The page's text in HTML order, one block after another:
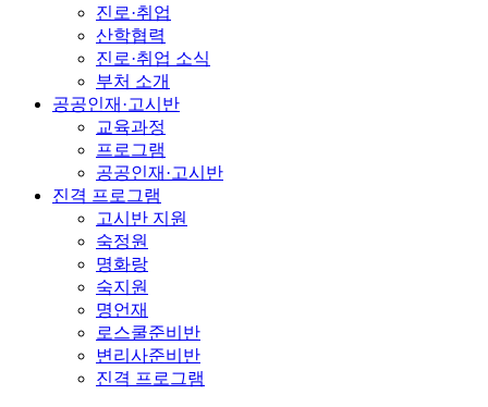
진로·취업
산학협력
진로·취업 소식
부처 소개
공공인재·고시반
교육과정
프로그램
공공인재·고시반
진격 프로그램
고시반 지원
숙정원
명화랑
숙지원
명언재
로스쿨준비반
변리사준비반
진격 프로그램